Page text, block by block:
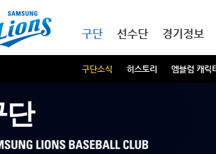
구단
구단소식 히스토리 엠블럼 캐릭
선수단 경기정보
단